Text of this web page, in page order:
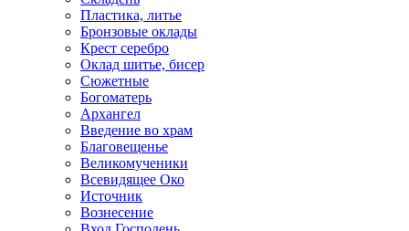
Пластика, литье
Бронзовые оклады
Крест серебро
Оклад шитье, бисер
Сюжетные
Богоматерь
Архангел
Введение во храм
Благовещенье
Великомученики
Всевидящее Око
Источник
Вознесение